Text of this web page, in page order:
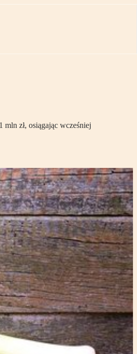
zł, osiągając wcześniej